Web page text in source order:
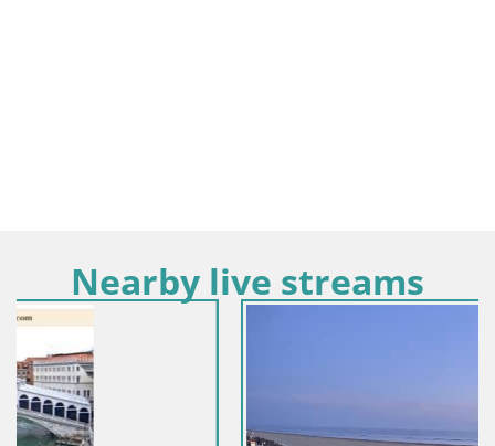
Nearby live streams